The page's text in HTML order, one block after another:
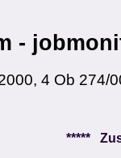
-
4 Ob 274/
*****